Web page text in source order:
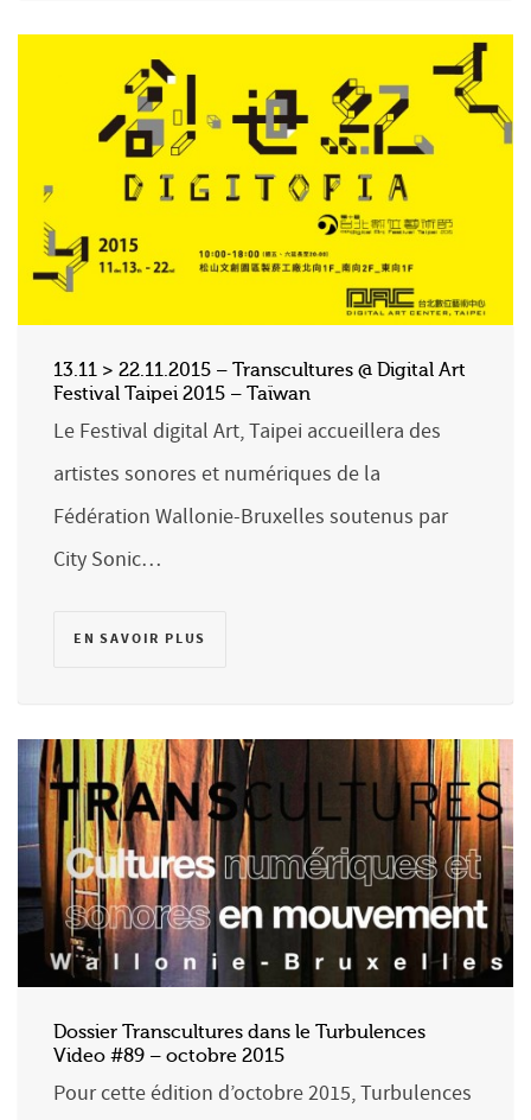
13.11 > 22.11.2015 – Transcultures @ Digital Art
Festival Taipei 2015 – Taïwan
Le Festival digital Art, Taipei accueillera des
artistes sonores et numériques de la
Fédération Wallonie-Bruxelles soutenus par
City Sonic…
EN SAVOIR PLUS
Dossier Transcultures dans le Turbulences
Video​ #89 – octobre 2015
Pour cette édition d’octobre 2015, Turbulences